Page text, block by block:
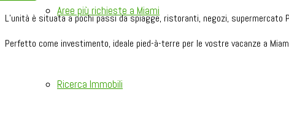
Aree più richieste a Miami
Ricerca Immobili
L’unità è situata a pochi passi da spiagge, ristoranti, negozi, supermercato
Perfetto come investimento, ideale pied-à-terre per le vostre vacanze a